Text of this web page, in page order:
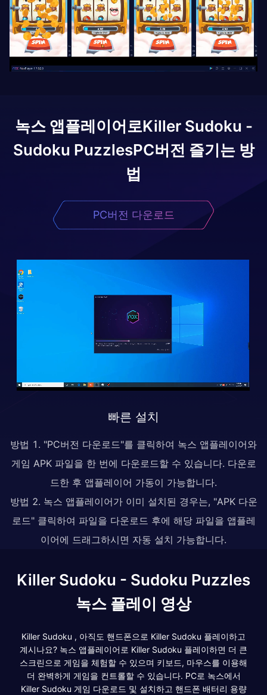
녹스 앱플레이어로Killer Sudoku -
Sudoku PuzzlesPC버전 즐기는 방
법
PC버전 다운로드
빠른 설치
방법 1. "PC버전 다운로드"를 클릭하여 녹스 앱플레이어와
게임 APK 파일을 한 번에 다운로드할 수 있습니다. 다운로
드한 후 앱플레이어 가동이 가능합니다.
방법 2. 녹스 앱플레이어가 이미 설치된 경우는, "APK 다운
로드" 클릭하여 파일을 다운로드 후에 해당 파일을 앱플레
이어에 드래그하시면 자동 설치 가능합니다.
Killer Sudoku - Sudoku Puzzles
녹스 플레이 영상
Killer Sudoku , 아직도 핸드폰으로 Killer Sudoku 플레이하고
계시나요? 녹스 앱플레이어로 Killer Sudoku 플레이하면 더 큰
스크린으로 게임을 체험할 수 있으며 키보드, 마우스를 이용해
더 완벽하게 게임을 컨트롤할 수 있습니다. PC로 녹스에서
Killer Sudoku 게임 다운로드 및 설치하고 핸드폰 배터리 용량